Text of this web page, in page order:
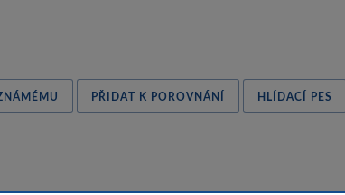
PŘIDAT K POROVNÁNÍ HLÍDACÍ PES